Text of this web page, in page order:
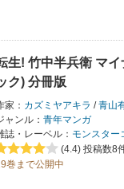
生! 竹中半兵衛 マ
ク) 分冊版
家： カズミヤアキラ /青山
ャンル： 青年マンガ
誌・レーベル： モンスター
(4.4) 投稿数8
巻まで公開中